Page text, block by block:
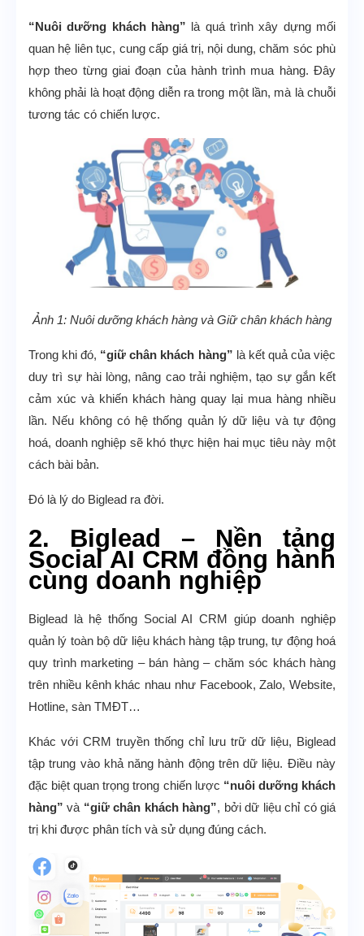
“Nuôi dưỡng khách hàng” là quá trình xây dựng mối
quan hệ liên tục, cung cấp giá trị, nội dung, chăm sóc phù
hợp theo từng giai đoạn của hành trình mua hàng. Đây
không phải là hoạt động diễn ra trong một lần, mà là chuỗi
tương tác có chiến lược.
Ảnh 1: Nuôi dưỡng khách hàng và Giữ chân khách hàng
Trong khi đó, “giữ chân khách hàng” là kết quả của việc
duy trì sự hài lòng, nâng cao trải nghiệm, tạo sự gắn kết
cảm xúc và khiến khách hàng quay lại mua hàng nhiều
lần. Nếu không có hệ thống quản lý dữ liệu và tự động
hoá, doanh nghiệp sẽ khó thực hiện hai mục tiêu này một
cách bài bản.
Đó là lý do Biglead ra đời.
2. Biglead – Nền tảng
Social AI CRM đồng hành
cùng doanh nghiệp
Biglead là hệ thống Social AI CRM giúp doanh nghiệp
quản lý toàn bộ dữ liệu khách hàng tập trung, tự động hoá
quy trình marketing – bán hàng – chăm sóc khách hàng
trên nhiều kênh khác nhau như Facebook, Zalo, Website,
Hotline, sàn TMĐT…
Khác với CRM truyền thống chỉ lưu trữ dữ liệu, Biglead
tập trung vào khả năng hành động trên dữ liệu. Điều này
đặc biệt quan trọng trong chiến lược “nuôi dưỡng khách
hàng” và “giữ chân khách hàng”, bởi dữ liệu chỉ có giá
trị khi được phân tích và sử dụng đúng cách.